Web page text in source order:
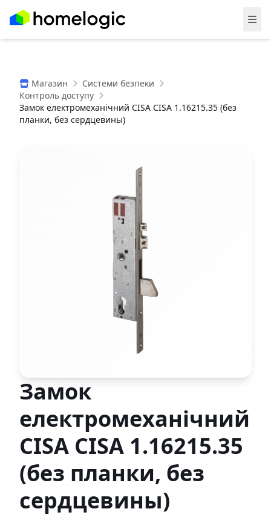
Магазин
Системи безпеки
Контроль доступу
Замок електромеханічний CISA CISA 1.16215.35 (без
планки, без сердцевины)
Замок
електромеханічний
CISA CISA 1.16215.35
(без планки, без
сердцевины)